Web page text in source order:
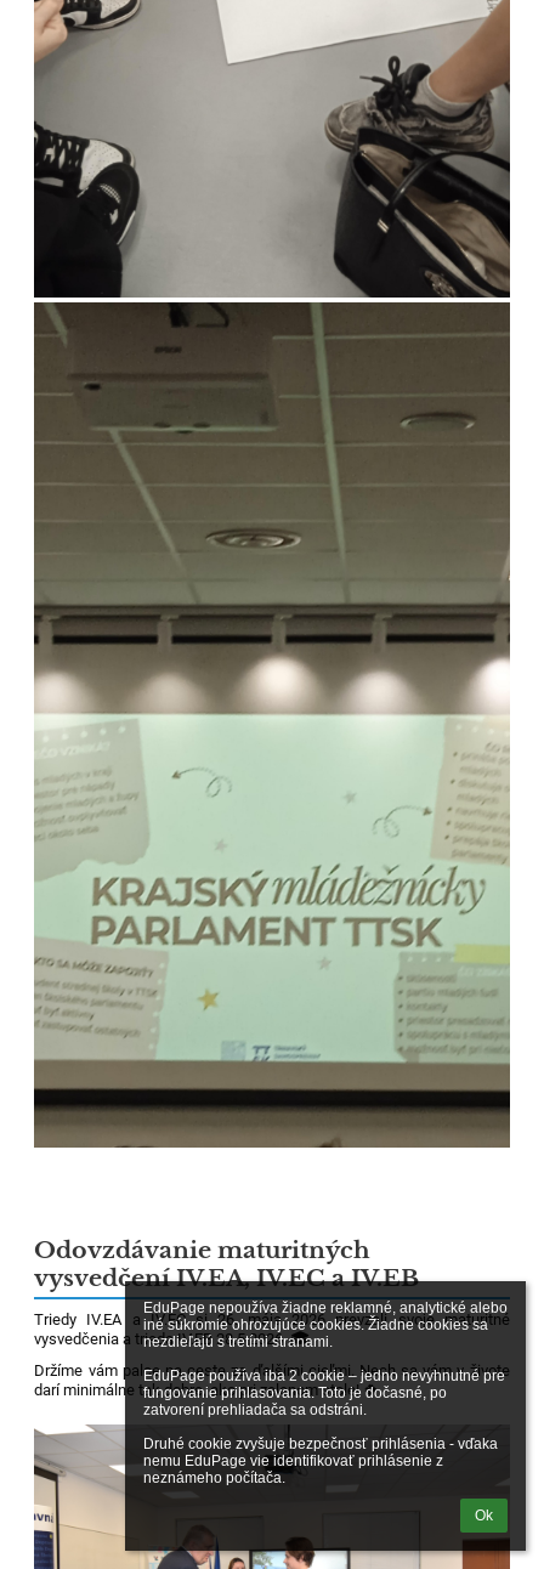
EduPage nepoužíva žiadne reklamné, analytické alebo
iné súkromie ohrozujúce cookies. Žiadne cookies sa
nezdieľajú s tretími stranami.
EduPage používa iba 2 cookie – jedno nevyhnutné pre
fungovanie prihlasovania. Toto je dočasné, po
zatvorení prehliadača sa odstráni.
Druhé cookie zvyšuje bezpečnosť prihlásenia - vďaka
nemu EduPage vie identifikovať prihlásenie z
neznámeho počítača.
Ok
Odovzdávanie maturitných
vysvedčení IV.EA, IV.EC a IV.EB
Triedy IV.EA a IV.EC si 26. mája 2026 prevzali svoje maturitné
vysvedčenia a trieda IV.EB 28.5.2026.🎓
Držíme vám palce na ceste za ďalšími cieľmi. Nech sa vám v živote
darí minimálne tak dobre, ako pri zelenom stole! 🍀